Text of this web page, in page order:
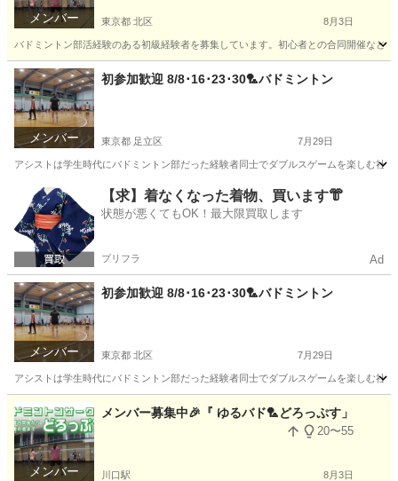
メンバー 東京都 北区 8月3日
バドミントン部活経験のある初級経験者を募集しています。初心者との合同開催など
東京 北区 バドミントン
メンバー
初参加歓迎 8/8･16･23･30🏸バドミントン
東京都 足立区 7月29日
アシストは学生時代にバドミントン部だった経験者同士でダブルスゲームを楽しむ社
東京 足立区 バドミントン ダブルス
【求】着なくなった着物、買います👘
状態が悪くてもOK！最大限買取します
プリフラ Ad
メンバー
初参加歓迎 8/8･16･23･30🏸バドミントン
東京都 北区 7月29日
アシストは学生時代にバドミントン部だった経験者同士でダブルスゲームを楽しむ社
東京 北区 バドミントン
メンバー
メンバー募集中🎉『 ゆるバド🏸どろっぷす」
20〜55
川口駅 8月3日